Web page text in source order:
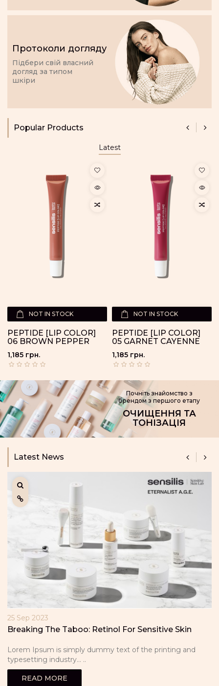
Протоколи догляду
Підбери свій власний
догляд за типом
шкіри
Popular Products
Latest
NOT IN STOCK
PEPTIDE [LIP COLOR]
06 BROWN PEPPER
1,185 грн.
NOT IN STOCK
PEPTIDE [LIP COLOR]
05 GARNET CAYENNE
1,185 грн.
Почніть знайомство з
брендом з першого етапу
ОЧИЩЕННЯ ТА
ТОНІЗАЦІЯ
Latest News
25 Sep 2023
Breaking The Taboo: Retinol For Sensitive Skin
Lorem Ipsum is simply dummy text of the printing and
typesetting industry... ..
READ MORE